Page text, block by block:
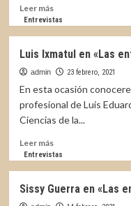
Leer másLeer
más
González:
59
años
por
periodismo
Entrevistas
Luis Ixmatul en «Las
admin 23 febrero, 2021
En esta ocasión
profesional de Luis
Ciencias de la...
Leer másLeer
más
Ixmatul
Entrevistas
Sissy Guerra en «Las